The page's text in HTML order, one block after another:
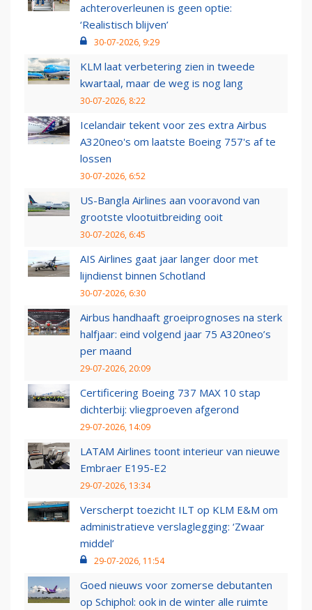
achteroverleunen is geen optie:
‘Realistisch blijven’
30-07-2026, 9:29
KLM laat verbetering zien in tweede
kwartaal, maar de weg is nog lang
30-07-2026, 8:22
Icelandair tekent voor zes extra Airbus
A320neo's om laatste Boeing 757's af te
lossen
30-07-2026, 6:52
US-Bangla Airlines aan vooravond van
grootste vlootuitbreiding ooit
30-07-2026, 6:45
AIS Airlines gaat jaar langer door met
lijndienst binnen Schotland
30-07-2026, 6:30
Airbus handhaaft groeiprognoses na sterk
halfjaar: eind volgend jaar 75 A320neo’s
per maand
29-07-2026, 20:09
Certificering Boeing 737 MAX 10 stap
dichterbij: vliegproeven afgerond
29-07-2026, 14:09
LATAM Airlines toont interieur van nieuwe
Embraer E195-E2
29-07-2026, 13:34
Verscherpt toezicht ILT op KLM E&M om
administratieve verslaglegging: ‘Zwaar
middel’
29-07-2026, 11:54
Goed nieuws voor zomerse debutanten
op Schiphol: ook in de winter alle ruimte